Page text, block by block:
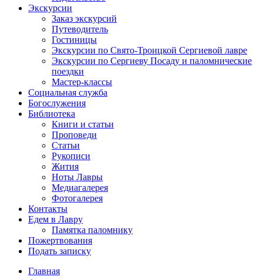
Экскурсии
Заказ экскурсий
Путеводитель
Гостиницы
Экскурсии по Свято-Троицкой Сергиевой лавре
Экскурсии по Сергиеву Посаду и паломнические
поездки
Мастер-классы
Социальная служба
Богослужения
Библиотека
Книги и статьи
Проповеди
Статьи
Рукописи
Жития
Ноты Лавры
Медиагалерея
Фотогалерея
Контакты
Едем в Лавру
Памятка паломнику
Пожертвования
Подать записку
Главная